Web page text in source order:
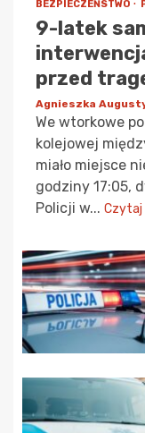
BEZPIECZEŃSTWO
9-latek
przed
Agnieszka
We wtorkowe
kolejowej
miało miejsce
godziny 17:05,
Policji w... Czytaj